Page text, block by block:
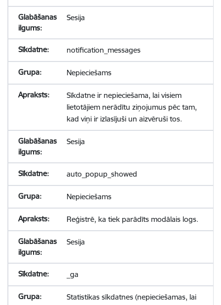
Sesija
notification_messages
Nepieciešams
Sīkdatne ir nepieciešama, lai visiem
lietotājiem nerādītu ziņojumus pēc tam,
kad viņi ir izlasījuši un aizvēruši tos.
Sesija
auto_popup_showed
Nepieciešams
Reģistrē, ka tiek parādīts modālais logs.
Sesija
_ga
Statistikas sīkdatnes (nepieciešamas, lai